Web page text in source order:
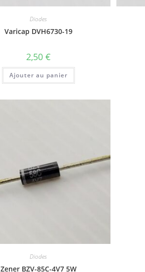
Diodes
Varicap DVH6730-19
2,50 €
Ajouter au panier
Diodes
Zener BZV-85C-4V7 5W